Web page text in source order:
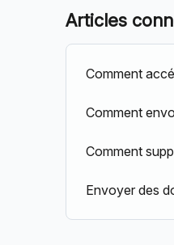
Articles
Comment
Comment
Comment
Envoyer des